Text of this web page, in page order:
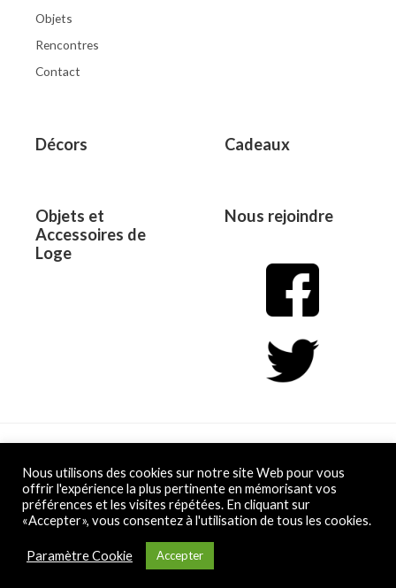
Objets
Rencontres
Contact
Décors Cadeaux
Objets et
Accessoires de
Loge
Nous rejoindre
Copyright © 2026 L&D
Powered by L&D
Conditions Générales de Vente
Nous utilisons des cookies sur notre site Web pour vous
offrir l'expérience la plus pertinente en mémorisant vos
préférences et les visites répétées. En cliquant sur
«Accepter», vous consentez à l'utilisation de tous les cookies.
Paramètre Cookie Accepter